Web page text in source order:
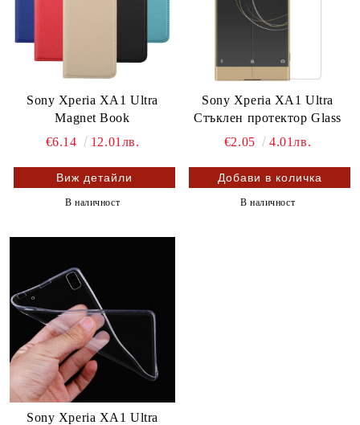
Sony Xperia XA1 Ultra
Magnet Book
€6.14
12.01лв.
Виж детайли
В наличност
Sony Xperia XA1 Ultra
Стъклен протектор Glass
€2.05
4.01лв.
В наличност
Sony Xperia XA1 Ultra